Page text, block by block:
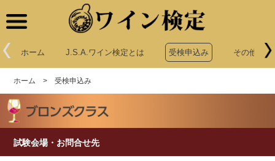
ホーム J.S.A.ワイン検定とは 受検申込み その他申込
ホーム >受検申込み
試験会場・お問合せ先